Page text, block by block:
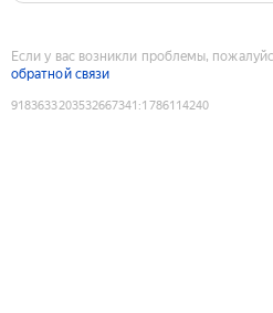
Если у вас возникли проблемы,
обратной связи
9183633203532667341 :1786114240